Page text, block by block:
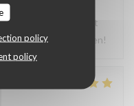
policy
policy
Le service et
est très bien!